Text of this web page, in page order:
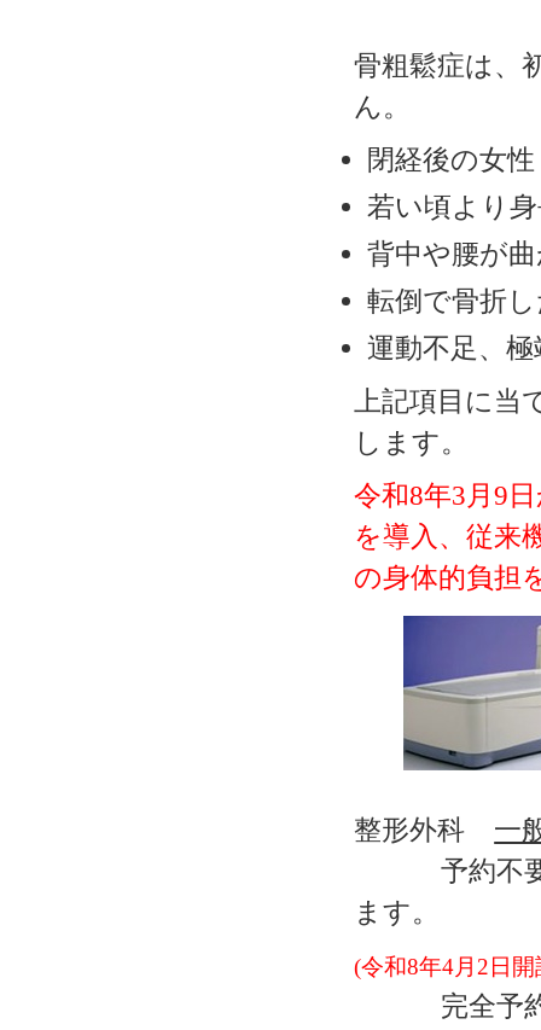
骨粗鬆症は、
ん。
閉経後の女性
若い頃より
背中や腰が
転倒で骨折
運動不足、
上記項目に
します。
令和8年3月9
を導入 、従来
の身体的負担
整形外科 一
予約不要で
ます。
(令和8年4月2日開
完全予約制